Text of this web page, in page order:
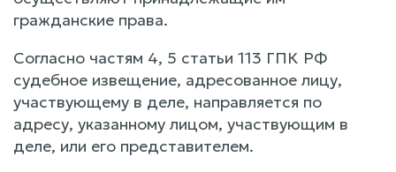
гражданские права.
Согласно частям 4, 5 статьи 113 ГПК РФ
судебное извещение, адресованное лицу,
участвующему в деле, направляется по
адресу, указанному лицом, участвующим в
деле, или его представителем.